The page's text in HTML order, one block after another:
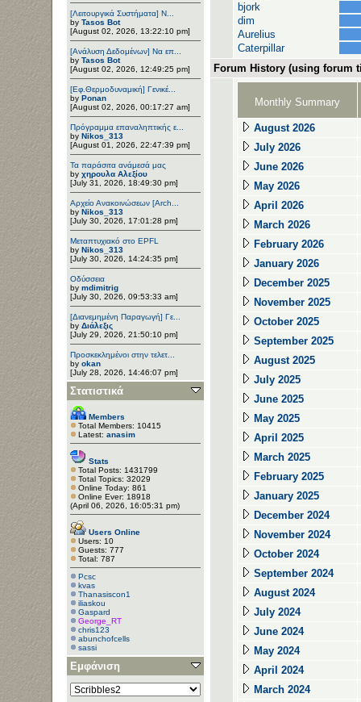
[Λειτουργικά Συστήματα] Ν...
by Tasos Bot
[August 02, 2026, 13:22:10 pm]
[Ανάλυση Δεδομένων] Να επ...
by Tasos Bot
[August 02, 2026, 12:49:25 pm]
[Εφ.Θερμοδυναμική] Γενικέ...
by Ponan
[August 02, 2026, 00:17:27 am]
Πρόγραμμα επαναληπτικής ε...
by Nikos_313
[August 01, 2026, 22:47:39 pm]
Τα παράσιτα ανάμεσά μας
by χηρουλα Αλεξίου
[July 31, 2026, 18:49:30 pm]
Αρχείο Ανακοινώσεων [Arch...
by Nikos_313
[July 30, 2026, 17:01:28 pm]
Μεταπτυχιακό στο EPFL
by Nikos_313
[July 30, 2026, 14:24:35 pm]
Οδύσσεια
by mdimitrig
[July 30, 2026, 09:53:33 am]
[Διανεμημένη Παραγωγή] Γε...
by Διάλεξις
[July 29, 2026, 21:50:10 pm]
Προσκεκλημένοι στην τελετ...
by okan
[July 28, 2026, 14:46:07 pm]
Στατιστικά
Members
Total Members: 10415
Latest: anasim
Stats
Total Posts: 1431799
Total Topics: 32029
Online Today: 861
Online Ever: 18918
(April 06, 2026, 16:05:31 pm)
Users Online
Users: 10
Guests: 777
Total: 787
Pcsc
kvas
Thanasiscon1
iliaskou
Gaspard
George_RT
chris123
abunchofcells
sassi
Εμφάνιση
bjork
dim
Aurelius
Caterpillar
Forum History (using forum
Monthly Summary
August 2026
July 2026
June 2026
May 2026
April 2026
March 2026
February 2026
January 2026
December 2025
November 2025
October 2025
September 2025
August 2025
July 2025
June 2025
May 2025
April 2025
March 2025
February 2025
January 2025
December 2024
November 2024
October 2024
September 2024
August 2024
July 2024
June 2024
May 2024
April 2024
March 2024